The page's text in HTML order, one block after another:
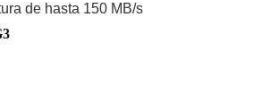
de hasta 150 MB/s